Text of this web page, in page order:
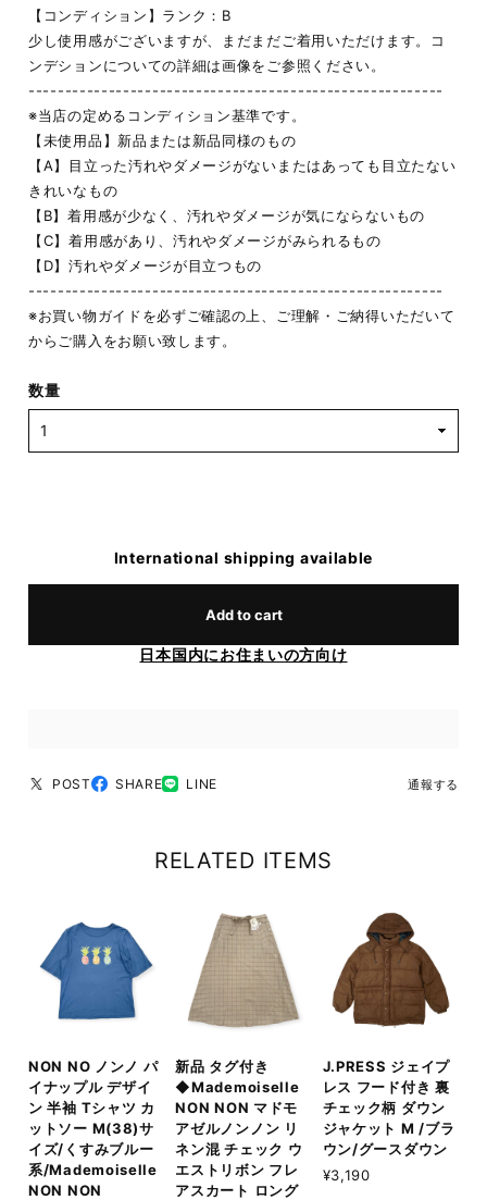
【コンディション】ランク：B
少し使用感がございますが、まだまだご着用いただけます。コ
ンデションについての詳細は画像をご参照ください。
---------------------------------------------------------
※当店の定めるコンディション基準です。
【未使用品】新品または新品同様のもの
【A】目立った汚れやダメージがないまたはあっても目立たない
きれいなもの
【B】着用感が少なく、汚れやダメージが気にならないもの
【C】着用感があり、汚れやダメージがみられるもの
【D】汚れやダメージが目立つもの
---------------------------------------------------------
※お買い物ガイドを必ずご確認の上、ご理解・ご納得いただいて
からご購入をお願い致します。
数量
International shipping available
Add to cart
日本国内にお住まいの方向け
POST SHARE LINE 通報する
RELATED ITEMS
NON NO ノンノ パ
イナップル デザイ
ン 半袖 Tシャツ カ
ットソー M(38)サ
イズ/くすみブルー
系/Mademoiselle
NON NON
新品 タグ付き
◆Mademoiselle
NON NON マドモ
アゼルノンノン リ
ネン混 チェック ウ
エストリボン フレ
アスカート ロング
J.PRESS ジェイプ
レス フード付き 裏
チェック柄 ダウン
ジャケット M /ブラ
ウン/グースダウン
¥3,190